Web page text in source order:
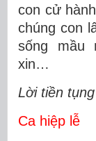
con cử
chúng con
sống mầu
xin…
Lời tiền
Ca hiệp lễ